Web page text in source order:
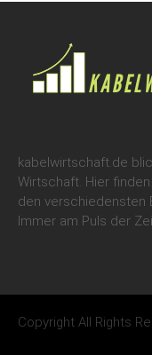
kabelwirtschaft.de
Wirtschaft. Hier
den verschiedensten
Immer am Puls der
Copyright All Rights